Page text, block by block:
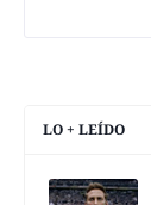
LO + LEÍDO